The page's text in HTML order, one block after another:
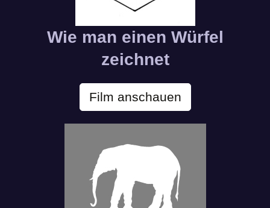
Wie man einen Würfel
zeichnet
Film anschauen